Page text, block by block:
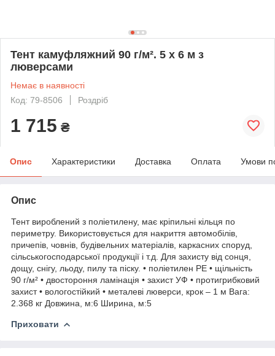
Тент камуфляжний 90 г/м². 5 х 6 м з
люверсами
Немає в наявності
Код: 79-8506
Роздріб
1 715 ₴
Опис Характеристики Доставка Оплата Умови
Опис
Тент вироблений з поліетилену, має кріпильні кільця по
периметру. Використовується для накриття автомобілів,
причепів, човнів, будівельних матеріалів, каркасних споруд,
сільськогосподарської продукції і т.д. Для захисту від сонця,
дощу, снігу, льоду, пилу та піску. • поліетилен РЕ • щільність
90 г/м² • двостороння ламінація • захист УФ • протигрибковий
захист • вологостійкий • металеві люверси, крок – 1 м Вага:
2.368 кг Довжина, м:6 Ширина, м:5
Приховати